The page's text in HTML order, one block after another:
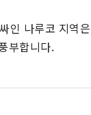
인 나루코 지역
부합니다.